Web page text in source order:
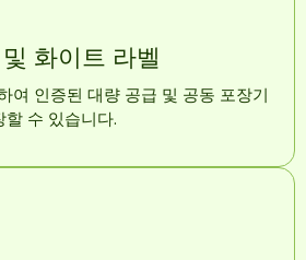
화이트 라벨
여 인증된 대량 공급 및 공동 포장기
수 있습니다.